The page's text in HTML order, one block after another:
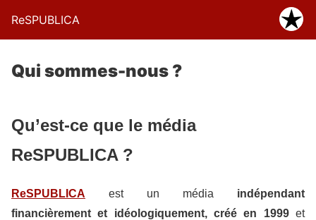
ReSPUBLICA
Qui sommes-nous ?
Qu’est-ce que le média
ReSPUBLICA ?
ReSPUBLICA est un média indépendant
financièrement et idéologiquement, créé en 1999et